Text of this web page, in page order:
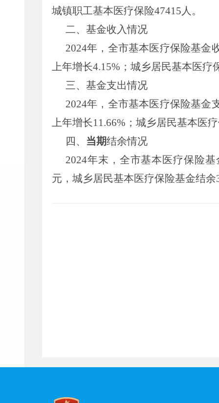
城镇职工基本医疗保险47415人。
二、基金收入情况
2024年，全市基本医疗保险基金
上年增长4.15%；城乡居民基本医疗
三、基金支出情况
2024年，全市基本医疗保险基金
上年增长11.66%；城乡居民基本医
四、 当期结余情况
2024年末，全市基本医疗保险
元，城乡居民基本医疗保险基金结余